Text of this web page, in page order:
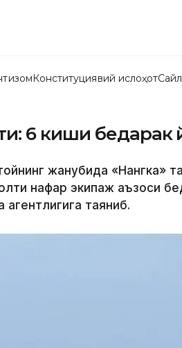
Конституциявий ислоҳот
6 киши бедарак
жанубида «Нангка»
нафар экипаж аъзоси
таяниб.